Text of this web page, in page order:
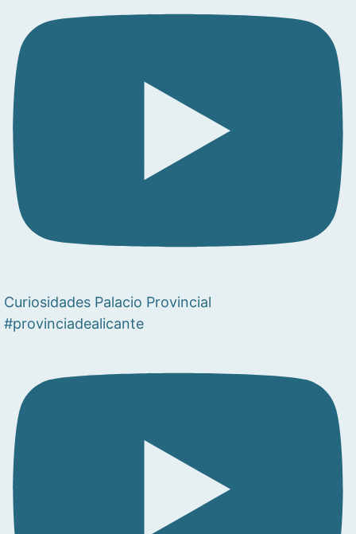
Curiosidades Palacio Provincial
#provinciadealicante